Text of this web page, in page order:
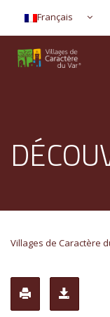
Français
Villages de Caractère